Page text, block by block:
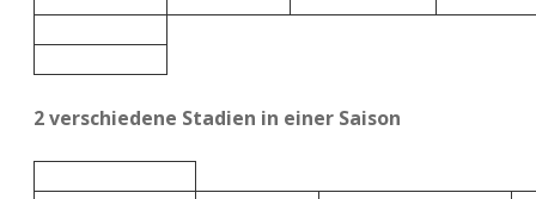
2 verschiedene Stadien in einer Saison